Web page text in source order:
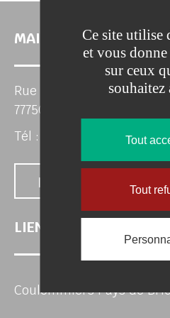
MAIRIE DE BUSSIÈRES
Rue de la Mairie
77750 Bussières
Tél : 01 60 22 50 04
Nous contacter
LIENS UTILES
Coulommiers Pays de
Ce site utilise
et vous
sur ceux
souhaitez
Tout
Tout